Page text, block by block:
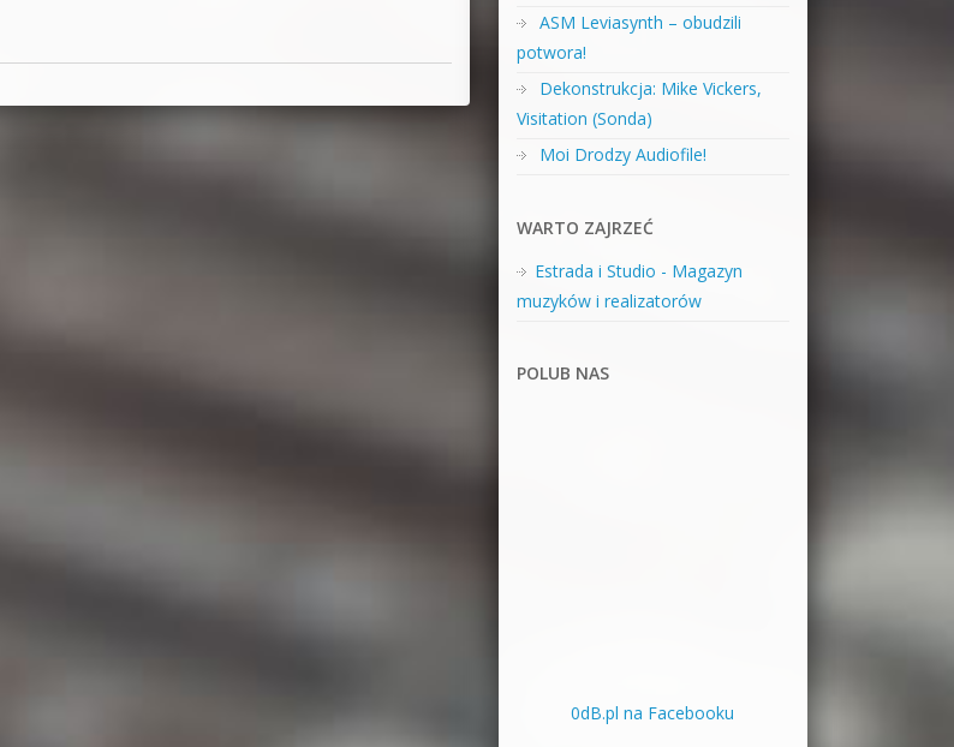
ASM Leviasynth – obudzili
potwora!
Dekonstrukcja: Mike Vickers,
Visitation (Sonda)
Moi Drodzy Audiofile!
WARTO ZAJRZEĆ
Estrada i Studio - Magazyn
muzyków i realizatorów
POLUB NAS
0dB.pl na Facebooku